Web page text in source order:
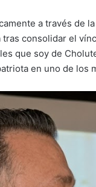
a través de
consolidar el
que soy de
en uno de los